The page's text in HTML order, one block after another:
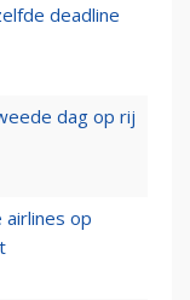
deadline
dag op rij
airlines op